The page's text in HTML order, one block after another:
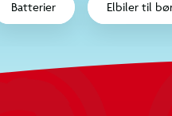
Batterier